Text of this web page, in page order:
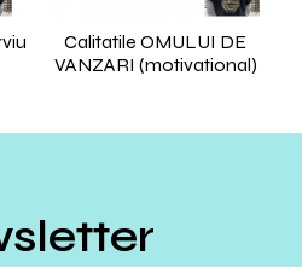
Calitatile OMULUI DE
VANZARI (motivational)